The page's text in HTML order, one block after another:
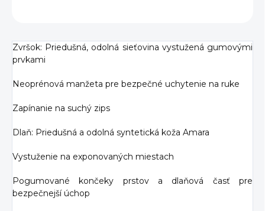
Zvršok: Priedušná, odolná sieťovina vystužená gumovými
prvkami
Neoprénová manžeta pre bezpečné uchytenie na ruke
Zapínanie na suchý zips
Dlaň: Priedušná a odolná syntetická koža Amara
Vystuženie na exponovaných miestach
Pogumované končeky prstov a dlaňová časť pre
bezpečnejší úchop